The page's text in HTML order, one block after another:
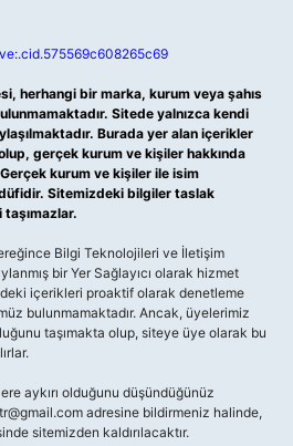
herhangi bir marka, kurum veya şahıs
Sitede yalnızca kendi
Burada yer alan içerikler
gerçek kurum ve kişiler hakkında
kurum ve kişiler ile isim
Sitemizdeki bilgiler taslak
Bilgi Teknolojileri ve İletişim
bir Yer Sağlayıcı olarak hizmet
içerikleri proaktif olarak denetleme
bulunmamaktadır. Ancak, üyelerimiz
taşımakta olup, siteye üye olarak bu
aykırı olduğunu düşündüğünüz
adresine bildirmeniz halinde,
sitemizden kaldırılacaktır.